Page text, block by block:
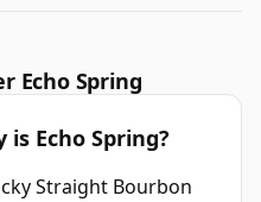
Echo Spring
Echo Spring?
Straight Bourbon